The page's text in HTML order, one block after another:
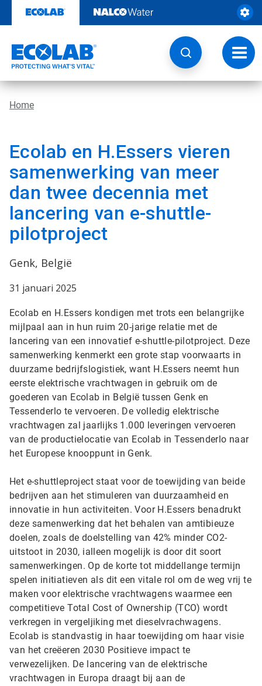
content
Home
Ecolab en H.Essers vieren
samenwerking van meer
dan twee decennia met
lancering van e-shuttle-
pilotproject
Genk, België
31 januari 2025
Ecolab en H.Essers kondigen met trots een belangrijke
mijlpaal aan in hun ruim 20-jarige relatie met de
lancering van een innovatief e-shuttle-pilotproject. Deze
samenwerking kenmerkt een grote stap voorwaarts in
duurzame bedrijfslogistiek, want H.Essers neemt hun
eerste elektrische vrachtwagen in gebruik om de
goederen van Ecolab in België tussen Genk en
Tessenderlo te vervoeren. De volledig elektrische
vrachtwagen zal jaarlijks 1.000 leveringen vervoeren
van de productielocatie van Ecolab in Tessenderlo naar
het Europese knooppunt in Genk.
Het e-shuttleproject staat voor de toewijding van beide
bedrijven aan het stimuleren van duurzaamheid en
innovatie in hun activiteiten. Voor H.Essers benadrukt
deze samenwerking dat het behalen van amtibieuze
doelen, zoals de doelstelling van 42% minder CO2-
uitstoot in 2030, ialleen mogelijk is door dit soort
samenwerkingen. Op de korte tot middellange termijn
spelen initiatieven als dit een vitale rol om de weg vrij te
maken voor elektrische vrachtwagens waarmee een
competitieve Total Cost of Ownership (TCO) wordt
verkregen in vergeljiking met dieselvrachwagens.
Ecolab is standvastig in haar toewijding om haar visie
van het creëeren 2030 Positieve impact te
verwezelijken. De lancering van de elektrische
vrachtwagen in Europa draagt bij aan de